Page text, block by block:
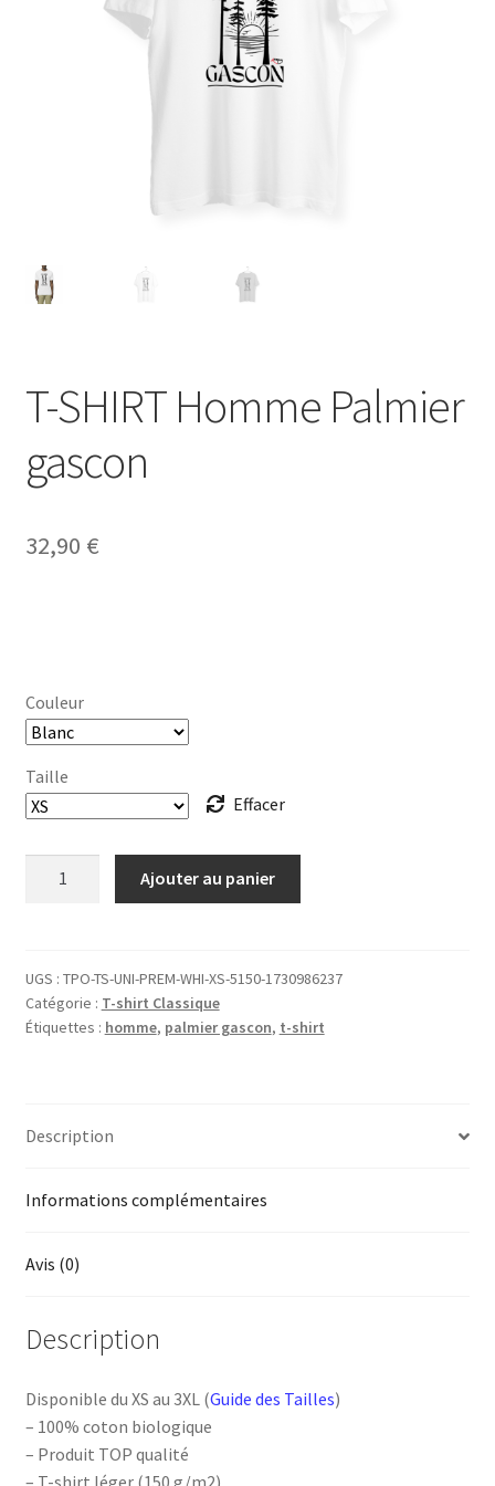
T-SHIRT Homme Palmier
gascon
32,90 €
Couleur
Taille
Effacer
Homme
Palmier
gascon
Ajouter au panier
UGS : TPO-TS-UNI-PREM-WHI-XS-5150-1730986237
Catégorie : T-shirt Classique
Étiquettes : homme, palmier gascon, t-shirt
Description
Informations complémentaires
Avis (0)
Description
Disponible du XS au 3XL (Guide des Tailles)
– 100% coton biologique
– Produit TOP qualité
– T-shirt léger (150 g/m2)